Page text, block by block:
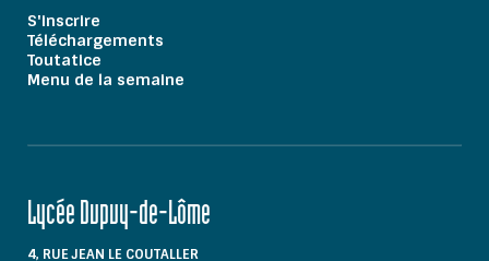
S'inscrire
Téléchargements
Toutatice
Menu de la semaine
Lycée Dupuy-de-Lôme
4, RUE JEAN LE COUTALLER